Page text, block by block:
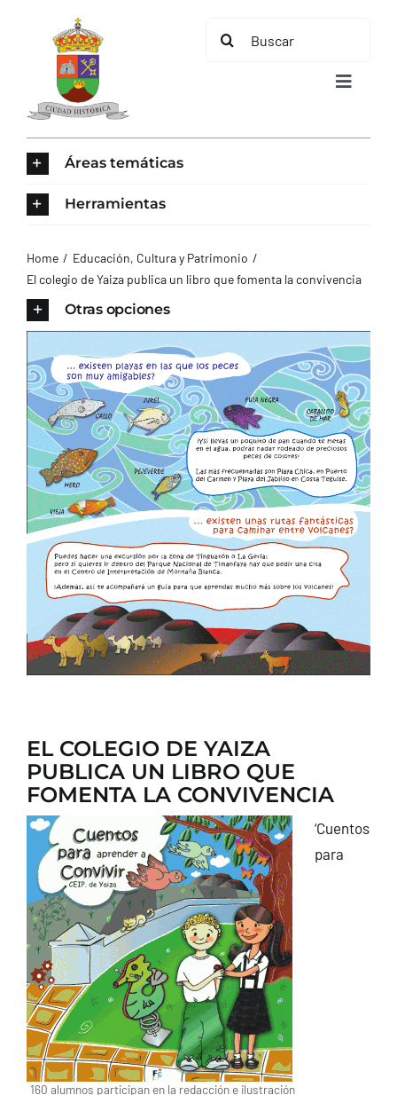
contenido
Buscar:
Toggle
AYUNTAMIENTO
TURISMO
CONTACTO
Áreas temáticas
Herramientas
Home
Educación, Cultura y Patrimonio
El colegio de Yaiza publica un libro que fomenta la convivencia
Otras opciones
EL COLEGIO DE YAIZA
PUBLICA UN LIBRO QUE
FOMENTA LA CONVIVENCIA
160 alumnos participan en la redacción e ilustración
‘Cuentos
para